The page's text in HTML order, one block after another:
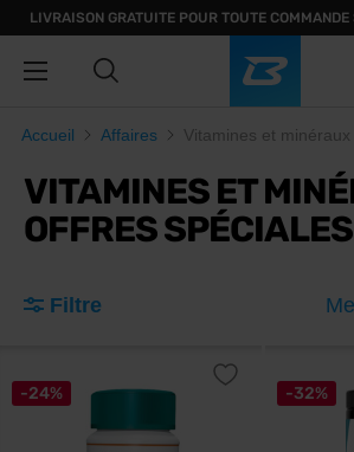
LIVRAISON GRATUITE POUR TOUTE
Accueil Affaires Vitamines et
VITAMINES ET
OFFRES SPÉCIALES
Filtre
-24% -32%